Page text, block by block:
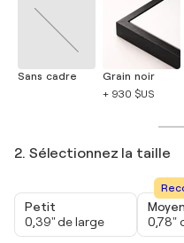
Sans cadre
Grain noir
+ 930 $US
2. Sélectionnez la taille
Petit
0,39" de large
Moyen
0,78"